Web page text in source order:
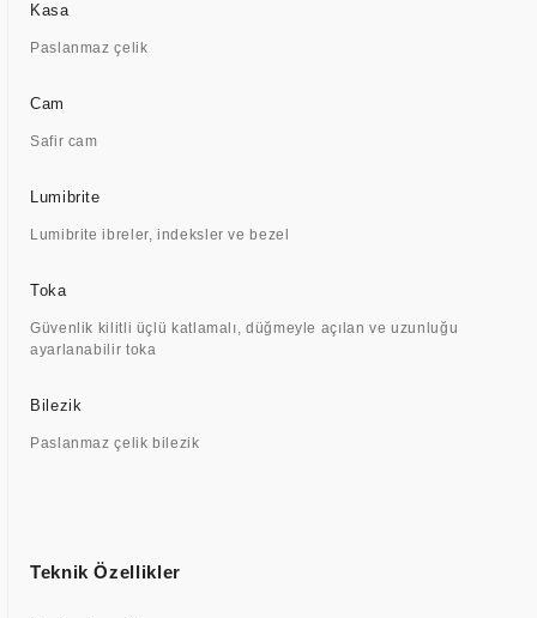
Kasa
Paslanmaz çelik
Cam
Safir cam
Lumibrite
Lumibrite ibreler, indeksler ve bezel
Toka
Güvenlik kilitli üçlü katlamalı, düğmeyle açılan ve uzunluğu
ayarlanabilir toka
Bilezik
Paslanmaz çelik bilezik
Teknik Özellikler